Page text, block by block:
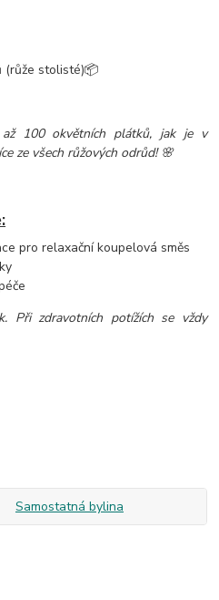
(růže stolisté)📦
100 okvětních plátků, jak je v
ze všech růžových odrůd! 🌸
pro relaxační koupelová směs
Při zdravotních potížích se vždy
Samostatná bylina